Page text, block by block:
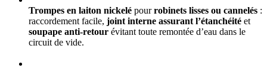
Trompes en laiton nickelé pourrobinets lisses ou cannelés :
raccordement facile, joint interne assurant l’étanchéité et
soupape anti-retour évitant toute remontée d’eau dans le
circuit de vide.